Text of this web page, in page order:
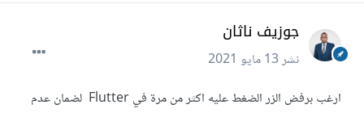
جوزيف ناثان
نشر13 مايو 2021
ارغب برفض الزر الضغط عليه اكثر من مرة في Flutter لضمان عدم